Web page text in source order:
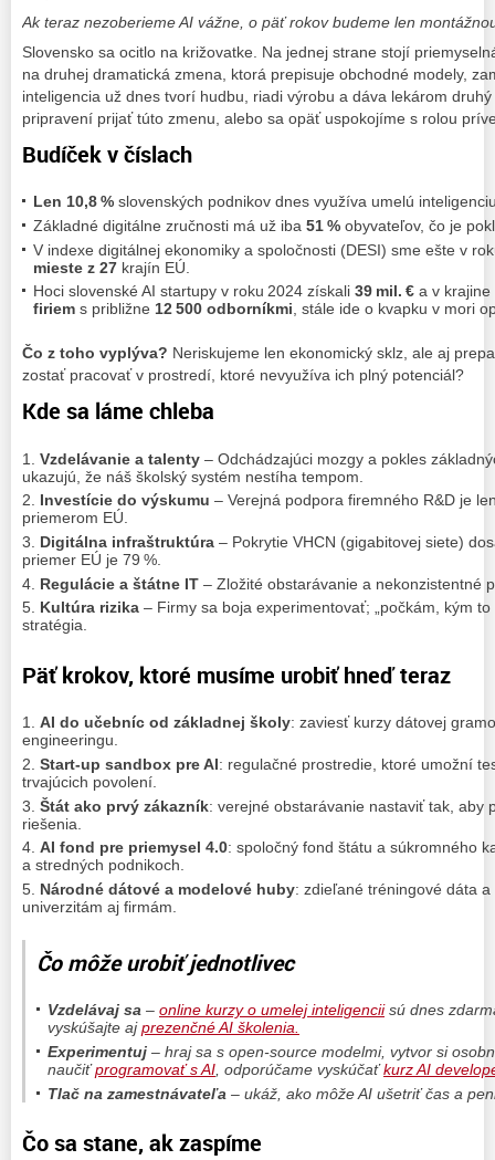
Ak teraz nezoberieme AI vážne, o päť rokov budeme len
Slovensko sa ocitlo na križovatke. Na jednej strane stojí
na druhej dramatická zmena, ktorá prepisuje obchodné modely,
inteligencia už dnes tvorí hudbu, riadi výrobu a dáva lekárom
pripravení prijať túto zmenu, alebo sa opäť uspokojíme s rolou
Budíček v číslach
Len 10,8 % slovenských podnikov dnes využíva umelú
Základné digitálne zručnosti má už iba 51 % obyvateľov, čo je
V indexe digitálnej ekonomiky a spoločnosti (DESI) sme ešte v
mieste z 27 krajín EÚ.
Hoci slovenské AI startupy v roku 2024 získali 39 mil. € a v
firiem s približne 12 500 odborníkmi, stále ide o kvapku v mori
Čo z toho vyplýva? Neriskujeme len ekonomický sklz, ale aj
zostať pracovať v prostredí, ktoré nevyužíva ich plný potenciál?
Kde sa láme chleba
Vzdelávanie a talenty – Odchádzajúci mozgy a pokles
ukazujú, že náš školský systém nestíha tempom.
Investície do výskumu – Verejná podpora firemného R&D je
priemerom EÚ.
Digitálna infraštruktúra – Pokrytie VHCN (gigabitovej siete)
priemer EÚ je 79 %.
Regulácie a štátne IT – Zložité obstarávanie a nekonzistentné
Kultúra rizika – Firmy sa boja experimentovať; „počkám, kým
stratégia.
Päť krokov, ktoré musíme urobiť hneď teraz
AI do učebníc od základnej školy: zaviesť kurzy dátovej
engineeringu.
Start‑up sandbox pre AI: regulačné prostredie, ktoré umožní
trvajúcich povolení.
Štát ako prvý zákazník: verejné obstarávanie nastaviť tak, aby
riešenia.
AI fond pre priemysel 4.0: spoločný fond štátu a súkromného
a stredných podnikoch.
Národné dátové a modelové huby: zdieľané tréningové dáta
univerzitám aj firmám.
Čo môže urobiť jednotlivec
Vzdelávaj sa – online kurzy o umelej inteligenciisú dnes
vyskúšajte ajprezenčné AI školenia.
Experimentuj – hraj sa s open‑source modelmi, vytvor si
naučiťprogramovať s AI , odporúčame vyskúčaťkurz AI
Tlač na zamestnávateľa – ukáž, ako môže AI ušetriť čas a
Čo sa stane, ak zaspíme